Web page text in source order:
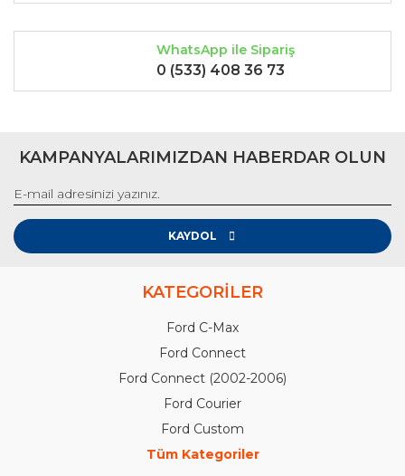
WhatsApp ile Sipariş
0 (533) 408 36 73
KAMPANYALARIMIZDAN HABERDAR OLUN
KAYDOL
KATEGORİLER
Ford C-Max
Ford Connect
Ford Connect (2002-2006)
Ford Courier
Ford Custom
Tüm Kategoriler